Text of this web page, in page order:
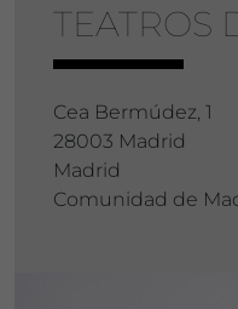
TEATROS
Cea Bermúdez, 1
28003 Madrid
Madrid
Comunidad de